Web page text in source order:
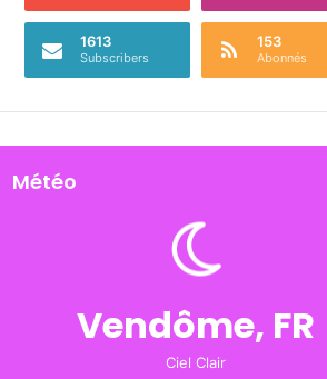
1613
Subscribers
153
Abonnés
Météo
Vendôme, FR
Ciel Clair